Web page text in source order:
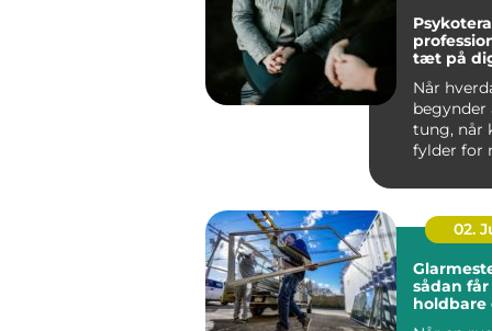
tæt på
Når
begynder
tung, når
fylder for
spænd...
02.
sådan
holdbare